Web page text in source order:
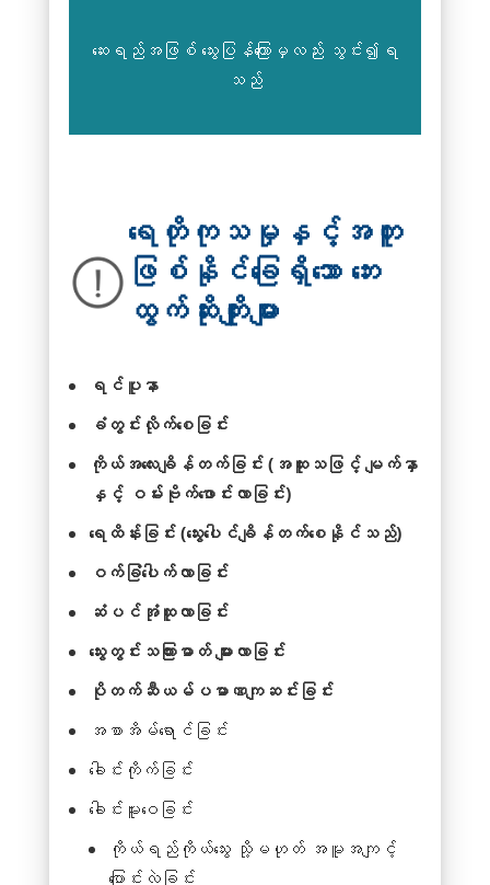
ဆေးရည်အဖြစ် သွေးပြန်ကြောမှလည်း သွင်း၍ရ
သည်
ရေတိုကုသမှုနှင့်အတူ
ဖြစ်နိုင်ခြေရှိသော ဘေး
ထွက်ဆိုးကျိုးများ
ရင်ပူနာ
ခံတွင်းလိုက်စေခြင်း
ကိုယ်အလေးချိန်တက်ခြင်း (အထူးသဖြင့် မျက်နှာ
နှင့် ဝမ်းဗိုက်ဖောင်းလာခြင်း)
ရေထိန်းခြင်း (သွေးပေါင်ချိန်တက်စေနိုင်သည်)
ဝက်ခြံပေါက်လာခြင်း
ဆံပင်အုံထူလာခြင်း
သွေးတွင်းသကြားဓာတ် များလာခြင်း
ပိုတက်ဆီယမ်ပမာဏကျဆင်းခြင်း
အစာအိမ်ရောင်ခြင်း
ခေါင်းကိုက်ခြင်း
ခေါင်းမူးဝေခြင်း
ကိုယ်ရည်ကိုယ်သွေး သို့မဟုတ် အမူအကျင့်
ပြောင်းလဲခြင်း